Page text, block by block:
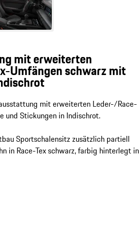
mit erweiterten
Umfängen schwarz mit
mit erweiterten Leder-/Race-
und Stickungen in Indischrot.
Sportschalensitz zusätzlich partiell
in Race-Tex schwarz, farbig hinterlegt in